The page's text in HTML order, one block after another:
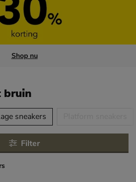
Shop nu
bruin
sneakers
Filter